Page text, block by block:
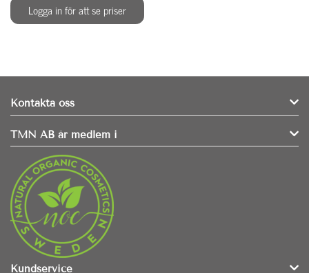
Logga in för att se priser
Kontakta oss
TMN AB är medlem i
Kundservice